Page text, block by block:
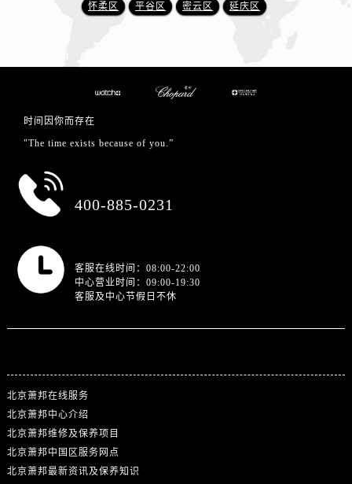
怀柔区 平谷区 密云区 延庆区
时间因你而存在
"The time exists because of you.”
400-885-0231
客服在线时间：08:00-22:00
中心营业时间：09:00-19:30
客服及中心节假日不休
北京萧邦在线服务
北京萧邦中心介绍
北京萧邦维修及保养项目
北京萧邦中国区服务网点
北京萧邦最新资讯及保养知识